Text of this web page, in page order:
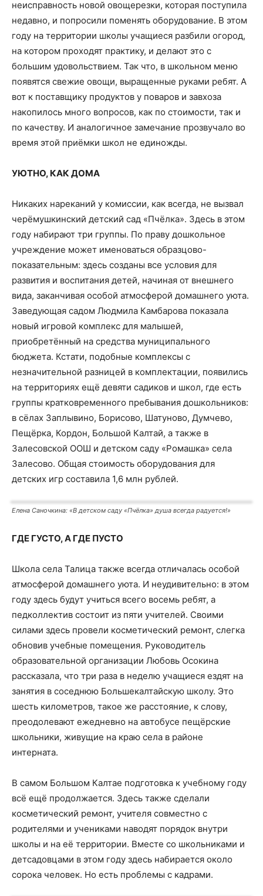
неисправность новой овощерезки, которая поступила
недавно, и попросили поменять оборудование. В этом
году на территории школы учащиеся разбили огород,
на котором проходят практику, и делают это с
большим удовольствием. Так что, в школьном меню
появятся свежие овощи, выращенные руками ребят. А
вот к поставщику продуктов у поваров и завхоза
накопилось много вопросов, как по стоимости, так и
по качеству. И аналогичное замечание прозвучало во
время этой приёмки школ не единожды.
УЮТНО, КАК ДОМА
Никаких нареканий у комиссии, как всегда, не вызвал
черёмушкинский детский сад «Пчёлка». Здесь в этом
году набирают три группы. По праву дошкольное
учреждение может именоваться образцово-
показательным: здесь созданы все условия для
развития и воспитания детей, начиная от внешнего
вида, заканчивая особой атмосферой домашнего уюта.
Заведующая садом Людмила Камбарова показала
новый игровой комплекс для малышей,
приобретённый на средства муниципального
бюджета. Кстати, подобные комплексы с
незначительной разницей в комплектации, появились
на территориях ещё девяти садиков и школ, где есть
группы кратковременного пребывания дошкольников:
в сёлах Заплывино, Борисово, Шатуново, Думчево,
Пещёрка, Кордон, Большой Калтай, а также в
Залесовской ООШ и детском саду «Ромашка» села
Залесово. Общая стоимость оборудования для
детских игр составила 1,6 млн рублей.
Елена Саночкина: «В детском саду «Пчёлка» душа всегда радуется!»
ГДЕ ГУСТО, А ГДЕ ПУСТО
Школа села Талица также всегда отличалась особой
атмосферой домашнего уюта. И неудивительно: в этом
году здесь будут учиться всего восемь ребят, а
педколлектив состоит из пяти учителей. Своими
силами здесь провели косметический ремонт, слегка
обновив учебные помещения. Руководитель
образовательной организации Любовь Осокина
рассказала, что три раза в неделю учащиеся ездят на
занятия в соседнюю Большекалтайскую школу. Это
шесть километров, такое же расстояние, к слову,
преодолевают ежедневно на автобусе пещёрские
школьники, живущие на краю села в районе
интерната.
В самом Большом Калтае подготовка к учебному году
всё ещё продолжается. Здесь также сделали
косметический ремонт, учителя совместно с
родителями и учениками наводят порядок внутри
школы и на её территории. Вместе со школьниками и
детсадовцами в этом году здесь набирается около
сорока человек. Но есть проблемы с кадрами.